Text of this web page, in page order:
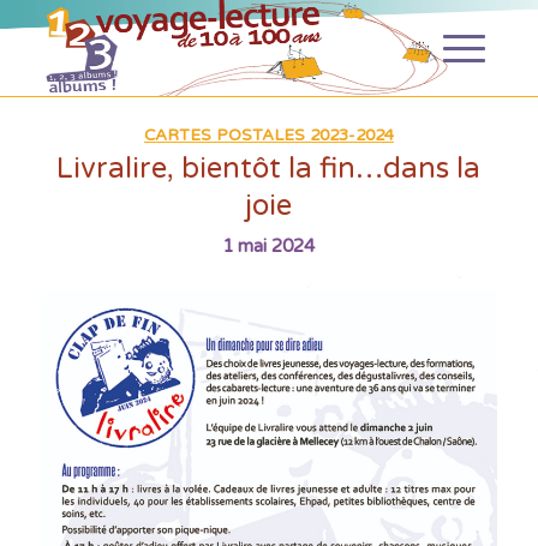
CARTES POSTALES 2023-2024
Livralire, bientôt la fin…dans la
joie
1 mai 2024